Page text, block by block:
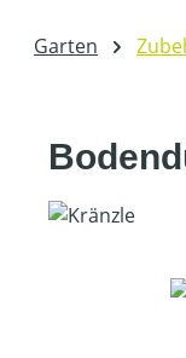
Garten
Bildergalerie